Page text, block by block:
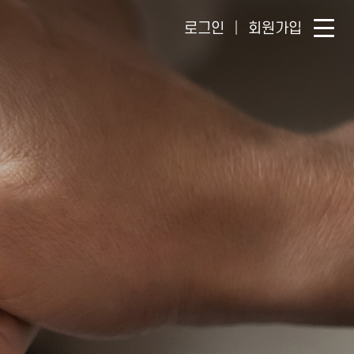
로그인 회원가입